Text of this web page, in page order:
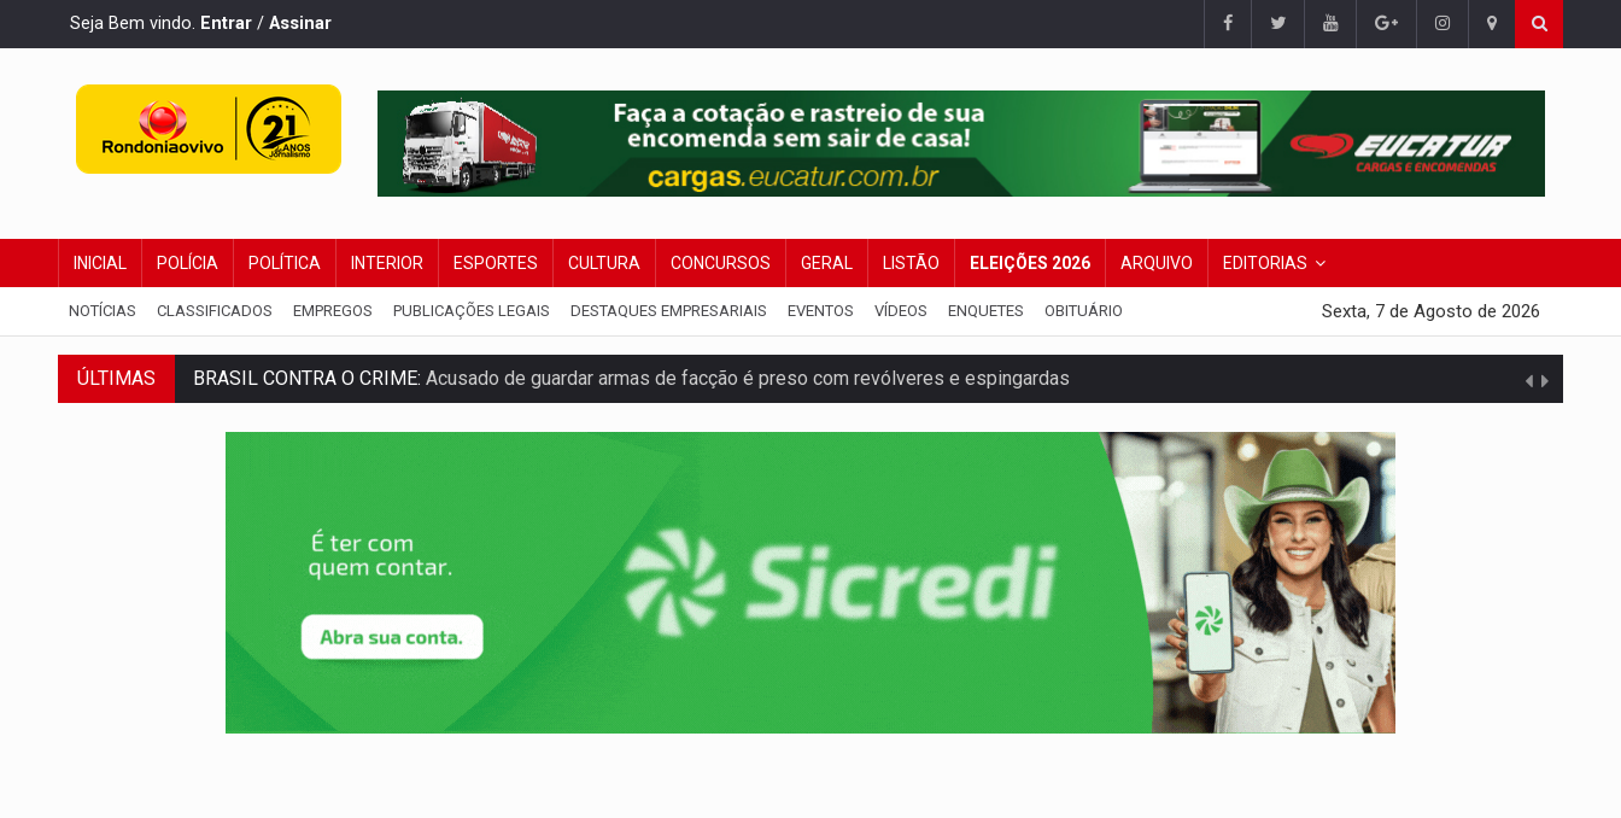
Seja Bem vindo. Entrar / Assinar
INICIAL POLÍCIA POLÍTICA INTERIOR ESPORTES CULTURA CONCURSOS GERAL LISTÃO ELEIÇÕES 2026 ARQUIVO EDITORIAS
NOTÍCIAS CLASSIFICADOS EMPREGOS PUBLICAÇÕES LEGAIS DESTAQUES EMPRESARIAIS EVENTOS VÍDEOS ENQUETES OBITUÁRIO Sexta, 7 de Agosto de 2026
ÚLTIMAS
BRASIL CONTRA O CRIME:Acusado de guardar armas de facção é preso com revólveres e espingardas
TRAGÉDIA:Sobe para cinco o número de mortos em colisão entre carreta e Fiat Uno na BR-364
MPF assegura cumprimento da legislação sobre transporte de cargas por empresa
Sancionada lei contra violência sexual infantil na internet e via IA
Brasil e Rússia discutem energia nuclear, defesa e ciência em Brasília
Colisão entre caminhão e carro deixa quatro mortos e um em estado grave na BR
ENCONTRO: Amazônia Negra ganha projeção nacional com participação de Marcela Bonfim
PREVISÃO:Porto Velho tem chances de chuvas isoladas nesta sexta-feira (7)
SINDICATOS UNIDOS:Assembleia Geral delibera greve da educação municipal em Porto Velho